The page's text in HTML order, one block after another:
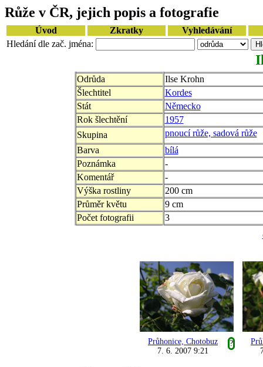
Růže v ČR, jejich popis a fotografie
Úvod Zkratky
Vyhledávání
Hledání dle zač. jména:
Odrůda
Ilse Krohn
Šlechtitel
Kordes
Stát
Německo
Rok šlechtění
1957
Skupina
pnoucí růže, sadová růže
Barva
bílá
Poznámka
-
Komentář
-
Výška rostliny
200 cm
Průměr květu
9 cm
Počet fotografii
3
Průhonice, Chotobuz
?
7. 6. 2007 9:21